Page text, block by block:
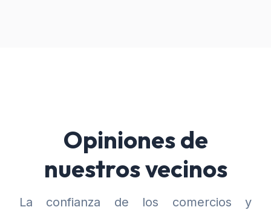
Opiniones de
nuestros vecinos
La confianza de los comercios y